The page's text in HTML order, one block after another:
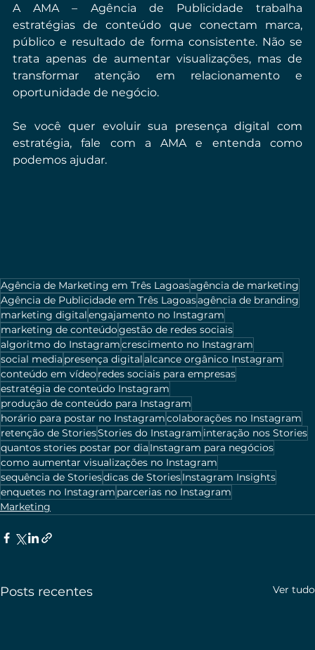
A AMA – Agência de Publicidade trabalha
estratégias de conteúdo que conectam marca,
público e resultado de forma consistente. Não se
trata apenas de aumentar visualizações, mas de
transformar atenção em relacionamento e
oportunidade de negócio.
Se você quer evoluir sua presença digital com
estratégia, fale com a AMA e entenda como
podemos ajudar.
Agência de Marketing em Três Lagoasagência de marketing
Agência de Publicidade em Três Lagoasagência de branding
marketing digitalengajamento no Instagram
marketing de conteúdogestão de redes sociais
algoritmo do Instagramcrescimento no Instagram
social media presença digitalalcance orgânico Instagram
conteúdo em vídeoredes sociais para empresas
estratégia de conteúdo Instagram
produção de conteúdo para Instagram
horário para postar no Instagramcolaborações no Instagram
retenção de StoriesStories do Instagram interação nos Stories
quantos stories postar por dia Instagram para negócios
como aumentar visualizações no Instagram
sequência de Storiesdicas de StoriesInstagram Insights
enquetes no Instagram parcerias no Instagram
Marketing
Posts recentes Ver tudo